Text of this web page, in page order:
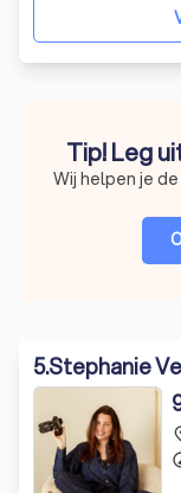
Tip! Leg
Wij helpen je
5.Stephanie